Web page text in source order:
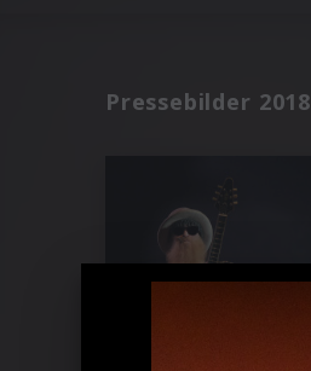
Pressebilder 2018